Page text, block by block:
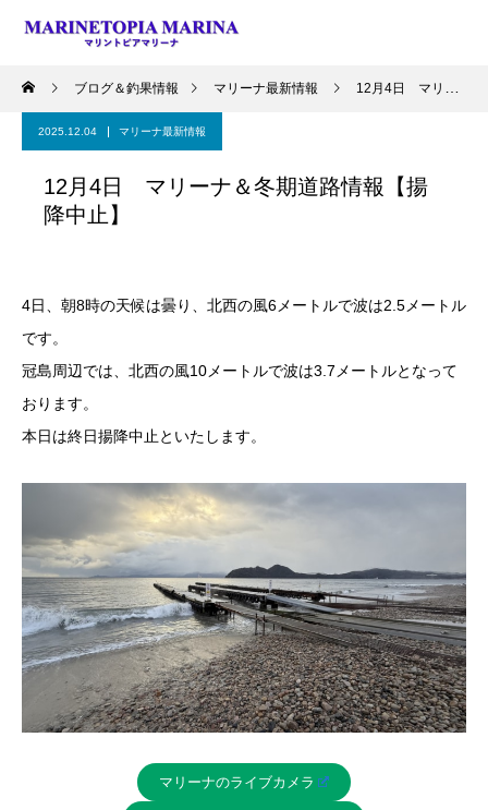
ブログ＆釣果情報 マリーナ最新情報 12月4日 マリーナ＆冬期道路情報【揚降中止】
2025.12.04 マリーナ最新情報
12月4日 マリーナ＆冬期道路情報【揚
降中止】
4日、朝8時の天候は曇り、北西の風6メートルで波は2.5メートル
です。
冠島周辺では、北西の風10メートルで波は3.7メートルとなって
おります。
本日は終日揚降中止といたします。
マリーナのライブカメラ